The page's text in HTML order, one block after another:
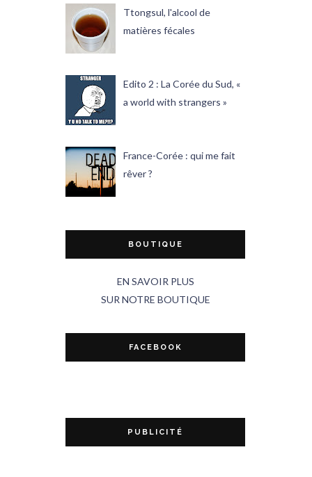
Ttongsul, l'alcool de
matières fécales
Edito 2 : La Corée du Sud, «
a world with strangers »
France-Corée : qui me fait
rêver ?
BOUTIQUE
EN SAVOIR PLUS
SUR NOTRE BOUTIQUE
FACEBOOK
PUBLICITÉ